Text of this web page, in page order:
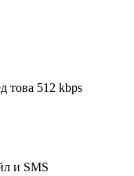
това 512 kbps
и SMS